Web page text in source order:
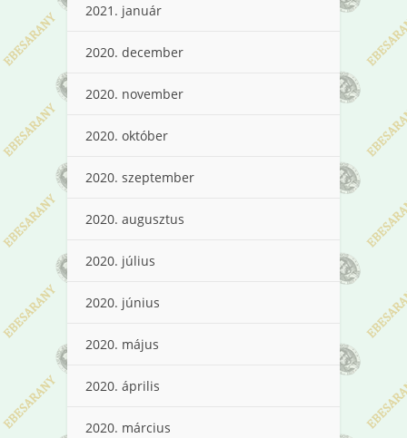
2021. január
2020. december
2020. november
2020. október
2020. szeptember
2020. augusztus
2020. július
2020. június
2020. május
2020. április
2020. március